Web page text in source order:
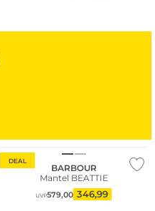
DEAL
BARBOUR
Mantel BEATTIE
UVP579,00 346,99